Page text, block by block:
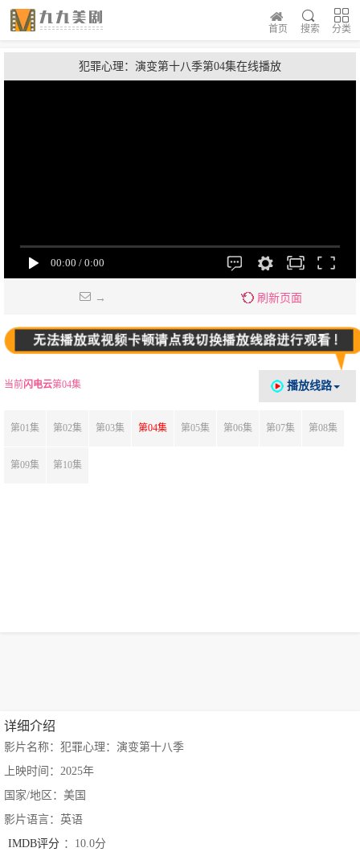
分类
搜索
首页
犯罪心理：演变第十八季第04集在线播放
→ 刷新页面
播放线路
当前闪电云第04集
第01集 第02集 第03集 第04集 第05集 第06集 第07集 第08集
第09集 第10集
详细介绍
影片名称：犯罪心理：演变第十八季
上映时间：2025年
国家/地区：美国
影片语言：英语
IMDB评分 ：10.0分